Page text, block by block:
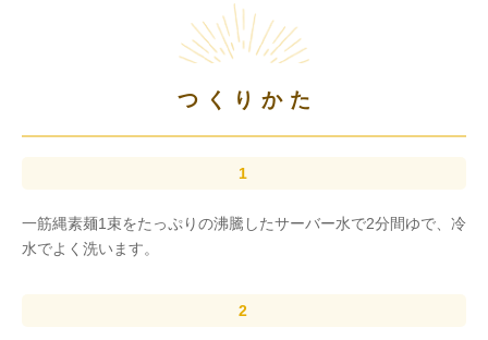
つくりかた
一筋縄素麺1束をたっぷりの沸騰したサーバー水で2分間ゆで、冷
水でよく洗います。